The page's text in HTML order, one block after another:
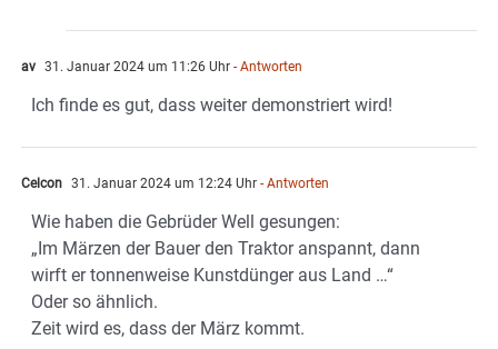
av 31. Januar 2024 um 11:26 Uhr - Antworten
Ich finde es gut, dass weiter demonstriert wird!
Celcon 31. Januar 2024 um 12:24 Uhr - Antworten
Wie haben die Gebrüder Well gesungen:
„Im Märzen der Bauer den Traktor anspannt, dann
wirft er tonnenweise Kunstdünger aus Land …“
Oder so ähnlich.
Zeit wird es, dass der März kommt.